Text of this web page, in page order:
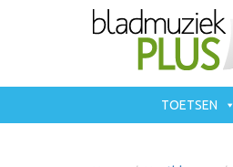
TOETSEN